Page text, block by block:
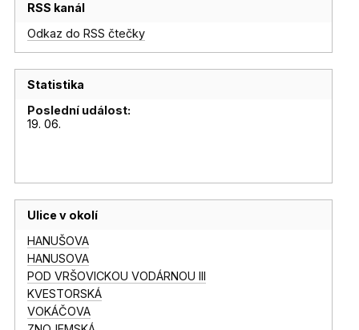
RSS kanál
Odkaz do RSS čtečky
Statistika
Poslední událost:
19. 06.
Ulice v okolí
HANUŠOVA
HANUSOVA
POD VRŠOVICKOU VODÁRNOU III
KVESTORSKÁ
VOKÁČOVA